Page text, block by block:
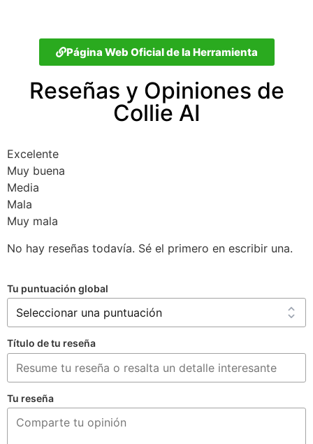
Página Web Oficial de la Herramienta
Reseñas y Opiniones de
Collie AI
Excelente
Muy buena
Media
Mala
Muy mala
No hay reseñas todavía. Sé el primero en escribir una.
Tu puntuación global
Título de tu reseña
Tu reseña